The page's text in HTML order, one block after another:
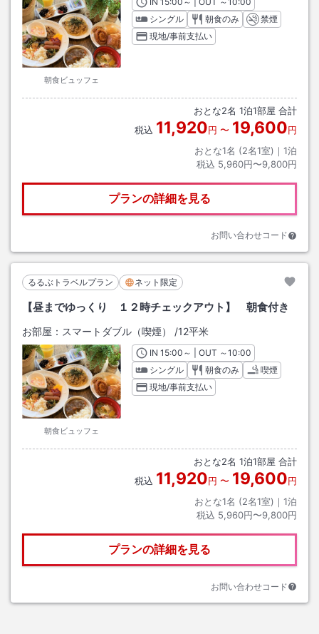
朝食ビュッフェ
シングル
朝食のみ
禁煙
現地/事前支払い
おとな2名 1泊1部屋 合計
税込 11,920円 〜 19,600円
おとな1名 (2名1室)｜ 1泊
税込 5,960円〜9,800円
プランの詳細を見る
お問い合わせコード
るるぶトラベルプラン ネット限定
【昼までゆっくり １２時チェックアウト】 朝食付き
お部屋： スマートダブル（喫煙） /12平米
朝食ビュッフェ
INチェックイン
15:00 ～ | OUT チェックアウト
～10:00
シングル
朝食のみ
喫煙
現地/事前支払い
おとな2名 1泊1部屋 合計
税込 11,920円 〜 19,600円
おとな1名 (2名1室)｜ 1泊
税込 5,960円〜9,800円
プランの詳細を見る
お問い合わせコード